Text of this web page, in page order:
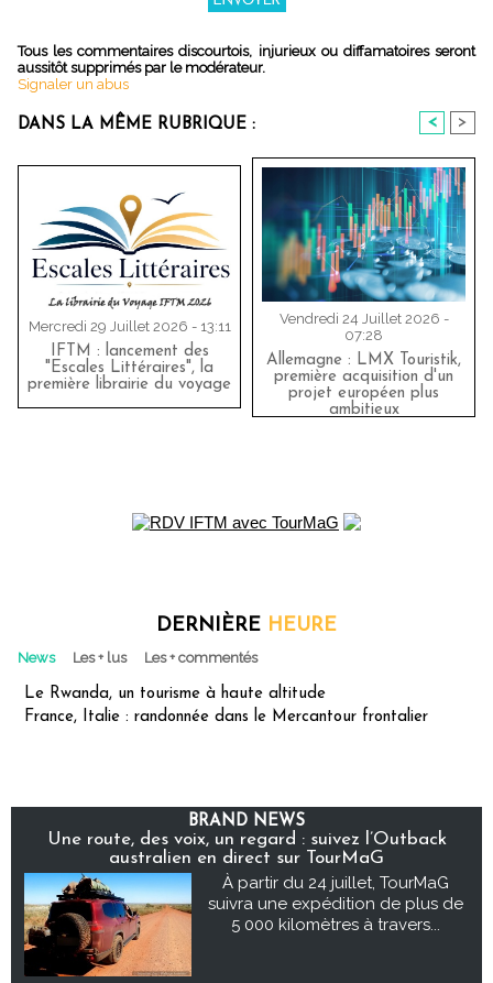
Tous les commentaires discourtois, injurieux ou diffamatoires seront
aussitôt supprimés par le modérateur.
Signaler un abus
DANS LA MÊME RUBRIQUE : < >
Mercredi 29 Juillet 2026 - 13:11
IFTM : lancement des
"Escales Littéraires", la
première librairie du voyage
Vendredi 24 Juillet 2026 -
07:28
Allemagne : LMX Touristik,
première acquisition d'un
projet européen plus
ambitieux
DERNIÈRE HEURE
News Les + lus Les + commentés
Le Rwanda, un tourisme à haute altitude
France, Italie : randonnée dans le Mercantour frontalier
BRAND NEWS
Une route, des voix, un regard : suivez l’Outback
australien en direct sur TourMaG
À partir du 24 juillet, TourMaG
suivra une expédition de plus de
5 000 kilomètres à travers...